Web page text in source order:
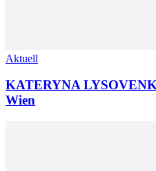
Aktuell
KATERYNA
Wien